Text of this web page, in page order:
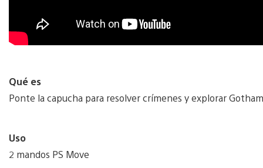
Qué es
Ponte la capucha para resolver crímenes y explorar
Uso
2 mandos PS Move